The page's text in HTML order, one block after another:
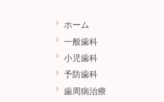
ホーム
一般歯科
小児歯科
予防歯科
歯周病治療